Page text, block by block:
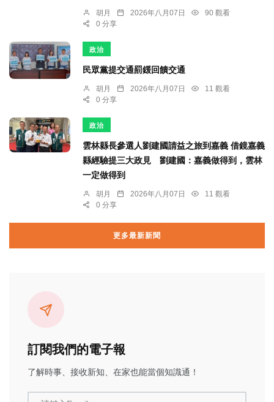
胡月 2026年八月07日
90 觀看
0 分享
政治
民眾黨提交通罰鍰回饋交通
胡月 2026年八月07日
11 觀看
0 分享
政治
雲林縣長參選人劉建國請益之旅到嘉義 借鏡嘉義
縣經驗提三大政見 劉建國：嘉義做得到，雲林
一定做得到
胡月 2026年八月07日
11 觀看
0 分享
更多最新新聞
訂閱我們的電子報
了解時事、接收新知、在家也能當個知識通！